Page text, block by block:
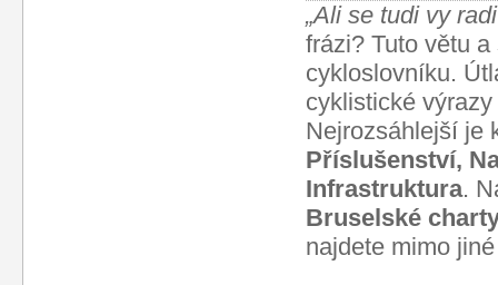
„Ali se tudi vy
frázi? Tuto větu
cykloslovníku.
cyklistické
Nejrozsáhlejší je
Příslušenství,
Infrastruktura.
Bruselské
najdete mimo